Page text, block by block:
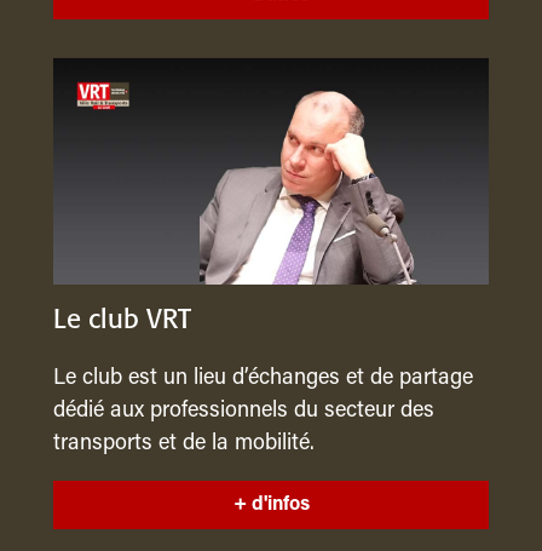
Le club VRT
Le club est un lieu d’échanges et de partage
dédié aux professionnels du secteur des
transports et de la mobilité.
+ d'infos